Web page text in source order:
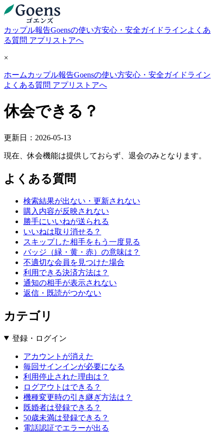
カップル報告Goensの使い方安心・安全ガイドラインよくあ
る質問 アプリストアへ
×
ホーム カップル報告Goensの使い方安心・安全ガイドライン
よくある質問 アプリストアへ
休会できる？
更新日：2026-05-13
現在、休会機能は提供しておらず、退会のみとなります。
よくある質問
検索結果が出ない・更新されない
購入内容が反映されない
勝手にいいねが送られる
いいねは取り消せる？
スキップした相手をもう一度見る
バッジ（緑・黄・赤）の意味は？
不適切な会員を見つけた場合
利用できる決済方法は？
通知の相手が表示されない
返信・既読がつかない
カテゴリ
登録・ログイン
アカウントが消えた
毎回サインインが必要になる
利用停止された理由は？
ログアウトはできる？
機種変更時の引き継ぎ方法は？
既婚者は登録できる？
50歳未満は登録できる？
電話認証でエラーが出る